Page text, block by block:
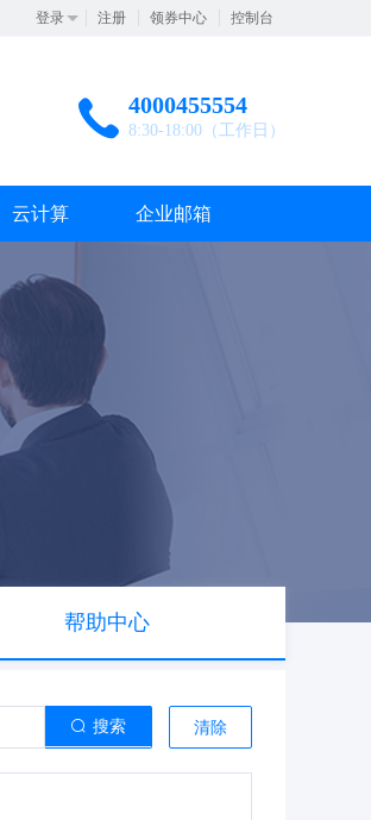
登录 注册 领券中心 控制台
4000455554
8:30-18:00（工作日）
云计算 企业邮箱
帮助中心
搜索 清除